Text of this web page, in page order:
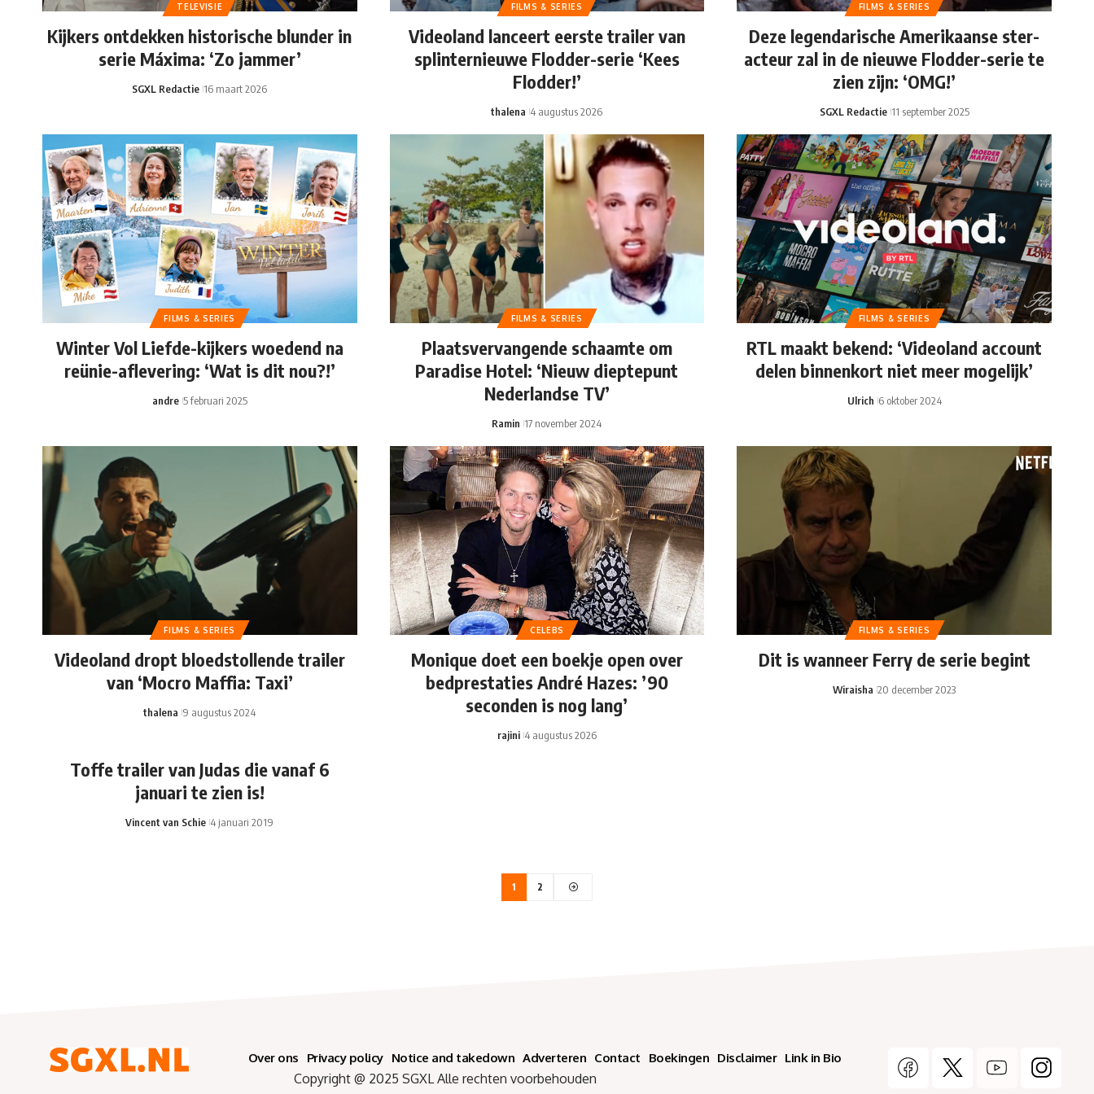
TELEVISIE
Kijkers ontdekken historische blunder in
serie Máxima: ‘Zo jammer’
SGXL Redactie 16 maart 2026
FILMS & SERIES
Videoland lanceert eerste trailer van
splinternieuwe Flodder-serie ‘Kees
Flodder!’
thalena 4 augustus 2026
FILMS & SERIES
Deze legendarische Amerikaanse ster-
acteur zal in de nieuwe Flodder-serie te
zien zijn: ‘OMG!’
SGXL Redactie 11 september 2025
FILMS & SERIES
Winter Vol Liefde-kijkers woedend na
reünie-aflevering: ‘Wat is dit nou?!’
andre 5 februari 2025
FILMS & SERIES
Plaatsvervangende schaamte om
Paradise Hotel: ‘Nieuw dieptepunt
Nederlandse TV’
Ramin 17 november 2024
FILMS & SERIES
RTL maakt bekend: ‘Videoland account
delen binnenkort niet meer mogelijk’
Ulrich 6 oktober 2024
FILMS & SERIES
Videoland dropt bloedstollende trailer
van ‘Mocro Maffia: Taxi’
thalena 9 augustus 2024
CELEBS
Monique doet een boekje open over
bedprestaties André Hazes: ’90
seconden is nog lang’
rajini 4 augustus 2026
FILMS & SERIES
Dit is wanneer Ferry de serie begint
Wiraisha 20 december 2023
Toffe trailer van Judas die vanaf 6
januari te zien is!
Vincent van Schie 4 januari 2019
1 2
Over ons Privacy policy Notice and takedown Adverteren Contact Boekingen Disclaimer Link in Bio
Copyright @ 2025 SGXL Alle rechten voorbehouden